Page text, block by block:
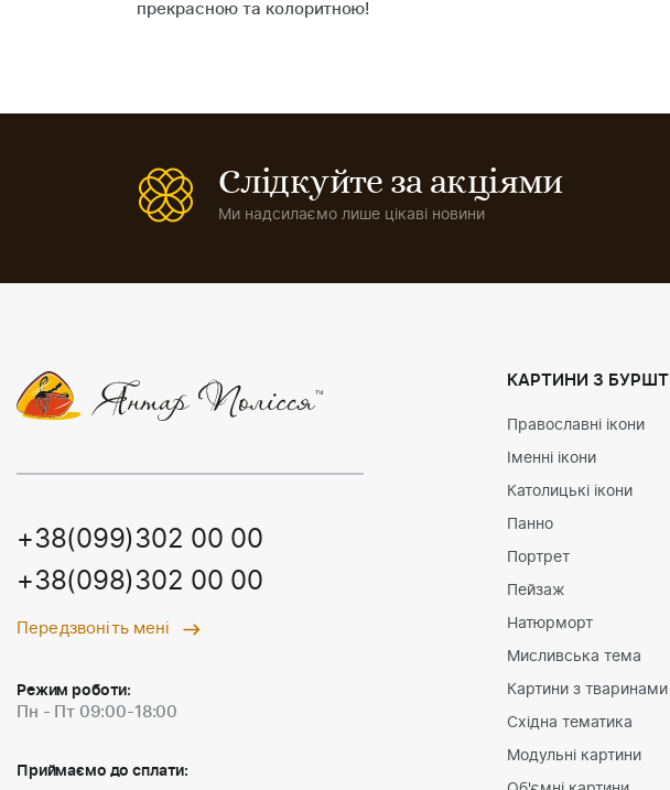
прекрасною та колоритною!
Слідкуйте за акціями
Ми надсилаємо лише цікаві новини
+38(099)302 00 00
+38(098)302 00 00
Передзвоніть мені
Режим роботи:
Пн - Пт 09:00-18:00
Приймаємо до сплати:
КАРТИНИ З
Православні ікони
Іменні ікони
Католицькі ікони
Панно
Портрет
Пейзаж
Натюрморт
Мисливська тема
Картини з тваринами
Східна тематика
Модульні картини